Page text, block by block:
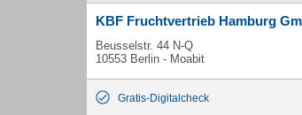
KBF Fruchtvertrieb Hamburg
Beusselstr. 44 N-Q
10553 Berlin - Moabit
Gratis-Digitalcheck